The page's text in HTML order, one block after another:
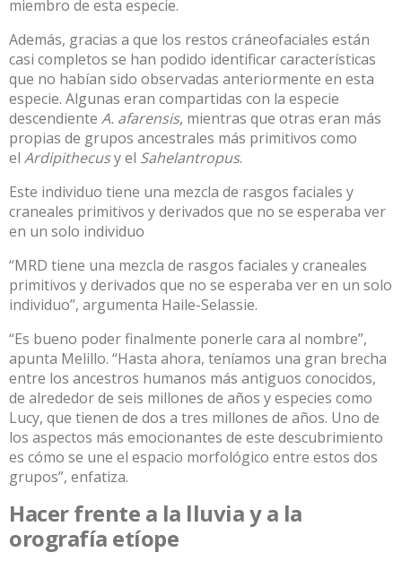
miembro de esta especie.
Además, gracias a que los restos cráneofaciales están
casi completos se han podido identificar características
que no habían sido observadas anteriormente en esta
especie. Algunas eran compartidas con la especie
descendiente A. afarensis, mientras que otras eran más
propias de grupos ancestrales más primitivos como
el Ardipithecusy el Sahelantropus.
Este individuo tiene una mezcla de rasgos faciales y
craneales primitivos y derivados que no se esperaba ver
en un solo individuo
“MRD tiene una mezcla de rasgos faciales y craneales
primitivos y derivados que no se esperaba ver en un solo
individuo”, argumenta Haile-Selassie.
“Es bueno poder finalmente ponerle cara al nombre”,
apunta Melillo. “Hasta ahora, teníamos una gran brecha
entre los ancestros humanos más antiguos conocidos,
de alrededor de seis millones de años y especies como
Lucy, que tienen de dos a tres millones de años. Uno de
los aspectos más emocionantes de este descubrimiento
es cómo se une el espacio morfológico entre estos dos
grupos”, enfatiza.
Hacer frente a la lluvia y a la
orografía etíope